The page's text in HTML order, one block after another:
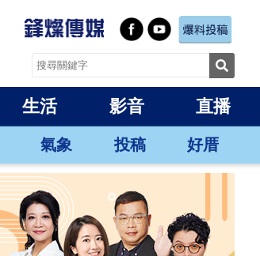
生活 影音 直播
氣象 投稿 好厝